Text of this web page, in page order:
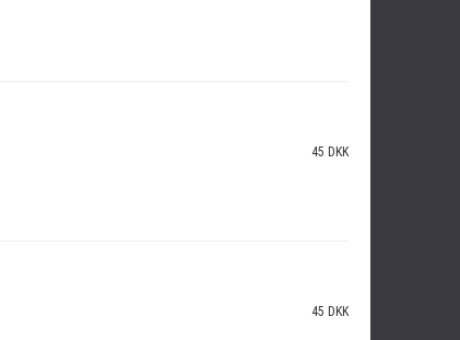
45 DKK
45 DKK